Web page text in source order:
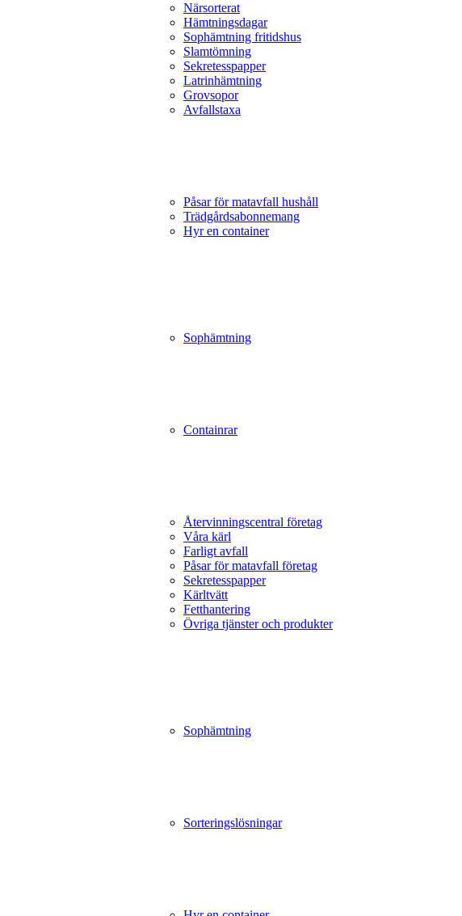
Närsorterat
Hämtningsdagar
Sophämtning fritidshus
Slamtömning
Sekretesspapper
Latrinhämtning
Grovsopor
Avfallstaxa
Påsar för matavfall hushåll
Trädgårds­abonnemang
Hyr en container
Sophämtning
Containrar
Återvinningscentral företag
Våra kärl
Farligt avfall
Påsar för matavfall företag
Sekretesspapper
Kärltvätt
Fetthantering
Övriga tjänster och produkter
Sophämtning
Sorteringslösningar